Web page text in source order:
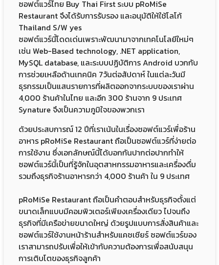
ซอฟต์แวร์ไทย Buy Thai First ระบบ pRoMiSe
Restaurant จึงได้รับการรับรอง และอนุมัติให้ใช้โลโก้
Thailand S/W yes
ซอฟต์แวร์นี้โดดเด่นเพราะพัฒนามาจากเทคโนโลยีใหม่ๆ
เช่น Web-Based technology, .NET application,
MySQL database, และระบบปฏิบัติการ Android บวกกับ
การช่วยเหลือด้านเทคนิค 7วันต่อสัปดาห์ ในแต่ละวันมี
ธุรกรรมเป็นแสนรายการที่ผลิตออกจากระบบของเราผ่าน
4,000 ร้านค้าในไทย และอีก 300 ร้านจาก 9 ประเทศ
Synature จึงเป็นความภูมิใจของพวกเรา
ด้วยประสบการณ์ 12 ปีที่เราเน้นในเรื่องซอฟต์แวร์เพื่อร้าน
อาหาร pRoMiSe Restaurant ถือเป็นซอฟต์แวร์ที่ง่ายต่อ
การใช้งาน ซึ่งเอกลักษณ์นี้ได้บอกกันปากต่อปากทำให้
ซอฟต์แวร์นี้เป็นที่รู้จักในอุตสาหกรรมอาหารและเครื่องดื่ม
รวมถึงธุรกิจร้านอาหารกว่า 4,000 ร้านค้า ใน 9 ประเทศ
pRoMiSe Restaurant ถือเป็นคำตอบสำหรับธุรกิจตั้งแต่
ขนาดเล็กแบบมีคอมพิวเตอร์เพียงเครื่องเดียว ไปจนถึง
ธุรกิจที่มีเครือข่ายขนาดใหญ่ ด้วยรูปแบบการสั่งสินค้าและ
ซอฟต์แวร์ใช้งานหน้าร้านสำหรับแคชเชียร์ ซอฟต์แวร์ของ
เราสามารถปรับเพื่อให้เข้ากับความต้องการเพื่อสนับสนุน
การเติบโตของธุรกิจลูกค้า